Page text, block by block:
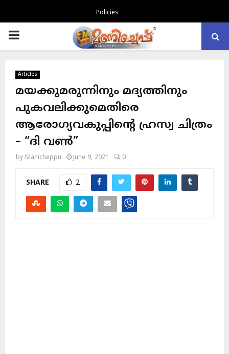
Policies
PRIMARY
Articles
മയക്കുമരുന്നിനും മദ്യത്തിനും
പുകവലിക്കുമെതിരെ
ആരോഗ്യവകുപ്പിന്റെ ഹ്രസ്വ ചിത്രം
– “ദി വൺ”
by Manicheppu June 9, 2021 0
SHARE 2